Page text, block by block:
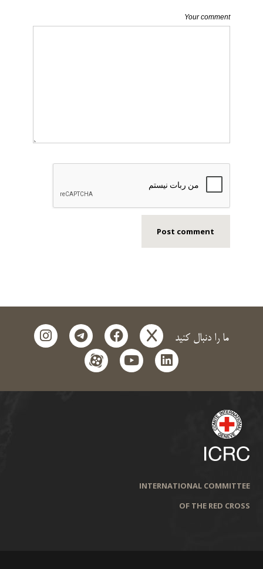
Your comment
ما را دنبال کنید x
facebook
telegram
instagram
linkedin
youtube
aparat
INTERNATIONAL COMMITTEE
OF THE RED CROSS